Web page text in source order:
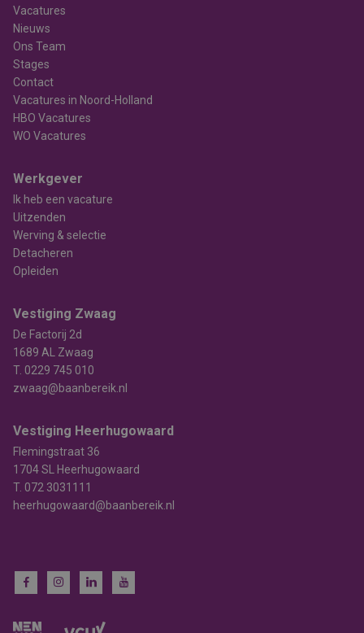
Vacatures
Nieuws
Ons Team
Stages
Contact
Vacatures in Noord-Holland
HBO Vacatures
WO Vacatures
Werkgever
Ik heb een vacature
Uitzenden
Werving & selectie
Detacheren
Opleiden
Vestiging Zwaag
De Factorij 2d
1689 AL Zwaag
T. 0229 745 010
zwaag@baanbereik.nl
Vestiging Heerhugowaard
Flemingstraat 36
1704 SL Heerhugowaard
T. 072 3031111
heerhugowaard@baanbereik.nl